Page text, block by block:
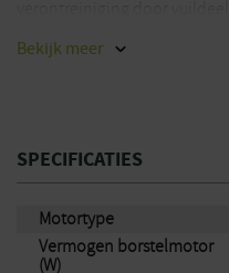
verstopping van de pomp
Voor het onttrekken van
transporteren van zoet
Voor gebruik in de
Zelfaanzuigende pomp
debieten
Bekijk meer
SPECIFICATIES
Motortype
Vermogen borstelmotor
(W)